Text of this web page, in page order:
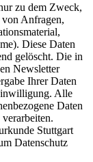
zu dem Zweck,
Anfragen,
Diese Daten
gelöscht. Die in
Newsletter
Ihrer Daten
Alle
Daten
Stuttgart
Datenschutz